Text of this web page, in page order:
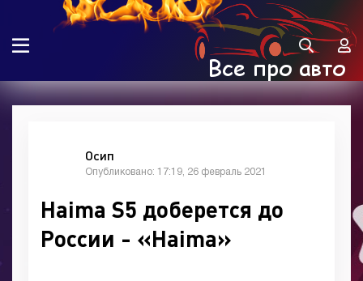
Осип
Опубликовано: 17:19, 26 февраль 2021
Haima S5 доберется до
России - «Haima»